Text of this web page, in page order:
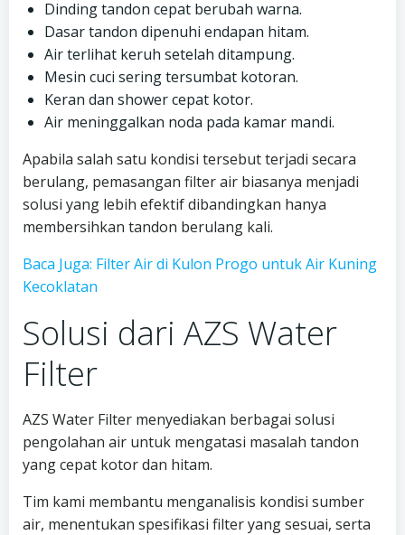
Dinding tandon cepat berubah warna.
Dasar tandon dipenuhi endapan hitam.
Air terlihat keruh setelah ditampung.
Mesin cuci sering tersumbat kotoran.
Keran dan shower cepat kotor.
Air meninggalkan noda pada kamar mandi.
Apabila salah satu kondisi tersebut terjadi secara
berulang, pemasangan filter air biasanya menjadi
solusi yang lebih efektif dibandingkan hanya
membersihkan tandon berulang kali.
Baca Juga: Filter Air di Kulon Progo untuk Air Kuning
Kecoklatan
Solusi dari AZS Water
Filter
AZS Water Filter menyediakan berbagai solusi
pengolahan air untuk mengatasi masalah tandon
yang cepat kotor dan hitam.
Tim kami membantu menganalisis kondisi sumber
air, menentukan spesifikasi filter yang sesuai, serta